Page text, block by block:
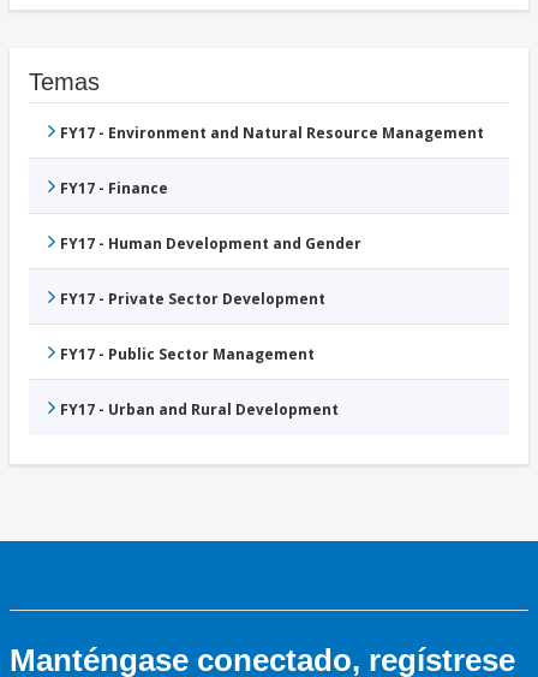
Temas
FY17 - Environment and Natural Resource Management
FY17 - Finance
FY17 - Human Development and Gender
FY17 - Private Sector Development
FY17 - Public Sector Management
FY17 - Urban and Rural Development
Manténgase conectado, regístrese